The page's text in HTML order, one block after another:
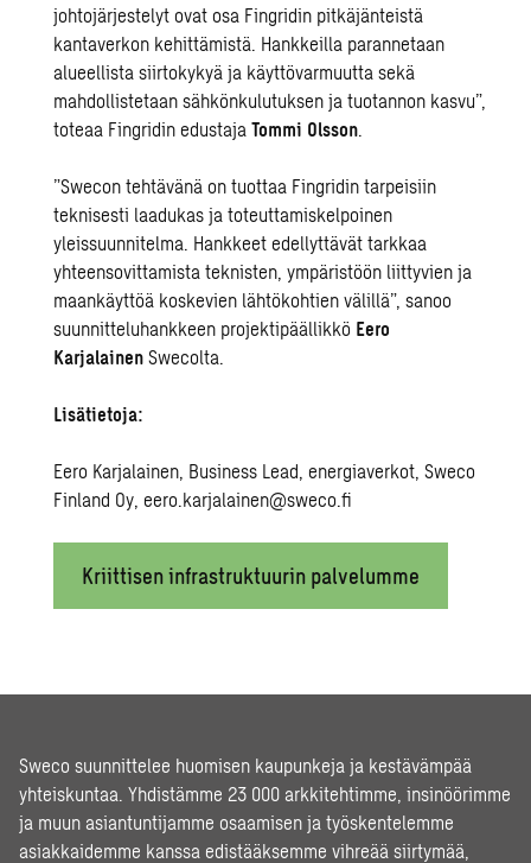
johtojärjestelyt ovat osa Fingridin pitkäjänteistä
kantaverkon kehittämistä. Hankkeilla parannetaan
alueellista siirtokykyä ja käyttövarmuutta sekä
mahdollistetaan sähkönkulutuksen ja tuotannon kasvu”,
toteaa Fingridin edustajaTommi Olsson.
”Swecon tehtävänä on tuottaa Fingridin tarpeisiin
teknisesti laadukas ja toteuttamiskelpoinen
yleissuunnitelma. Hankkeet edellyttävät tarkkaa
yhteensovittamista teknisten, ympäristöön liittyvien ja
maankäyttöä koskevien lähtökohtien välillä”, sanoo
suunnitteluhankkeen projektipäällikkö Eero
KarjalainenSwecolta.
Lisätietoja:
Eero Karjalainen, Business Lead, energiaverkot, Sweco
Finland Oy,eero.karjalainen@sweco.fi
Kriittisen infrastruktuurin palvelumme
Sweco suunnittelee huomisen kaupunkeja ja kestävämpää
yhteiskuntaa. Yhdistämme 23 000 arkkitehtimme, insinöörimme
ja muun asiantuntijamme osaamisen ja työskentelemme
asiakkaidemme kanssa edistääksemme vihreää siirtymää,